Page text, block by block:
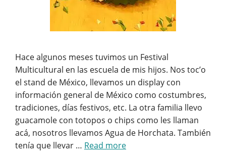
Hace algunos meses tuvimos un Festival
Multicultural en las escuela de mis hijos. Nos toc’o
el stand de México, llevamos un display con
información general de México como costumbres,
tradiciones, días festivos, etc. La otra familia llevo
guacamole con totopos o chips como les llaman
acá, nosotros llevamos Agua de Horchata. También
tenía que llevar … Read more